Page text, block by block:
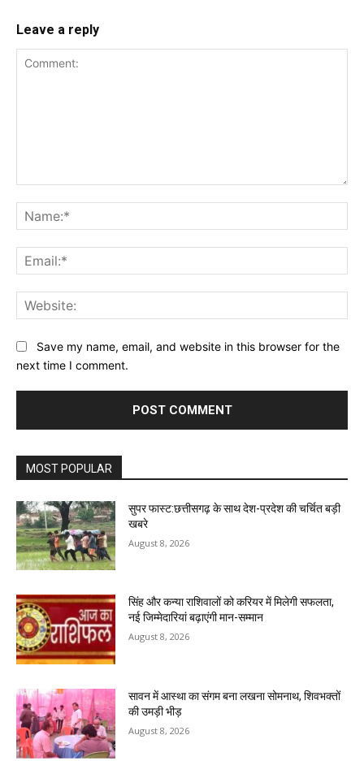
Leave a reply
Save my name, email, and website in this browser for the
next time I comment.
MOST POPULAR
सुपर फास्ट:छत्तीसगढ़ के साथ देश-प्रदेश की चर्चित बड़ी
खबरे
August 8, 2026
सिंह और कन्या राशिवालों को करियर में मिलेगी सफलता,
नई जिम्मेदारियां बढ़ाएंगी मान-सम्मान
August 8, 2026
सावन में आस्था का संगम बना लखना सोमनाथ, शिवभक्तों
की उमड़ी भीड़
August 8, 2026